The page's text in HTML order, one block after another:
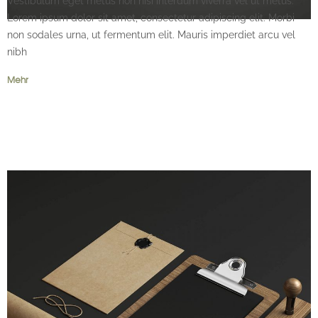
Lorem ipsum dolor sit amet, consectetur adipiscing elit. Morbi
non sodales urna, ut fermentum elit. Mauris imperdiet arcu vel
nibh
Mehr